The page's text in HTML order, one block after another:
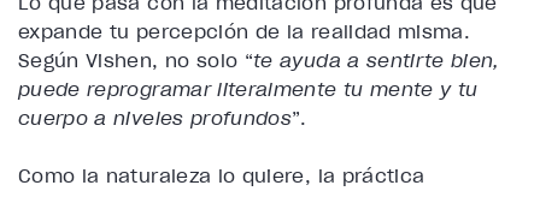
expande tu percepción de la realidad misma.
Según Vishen, no solo “te ayuda a sentirte bien,
puede reprogramar literalmente tu mente y tu
cuerpo a niveles profundos”.
Como la naturaleza lo quiere, la práctica